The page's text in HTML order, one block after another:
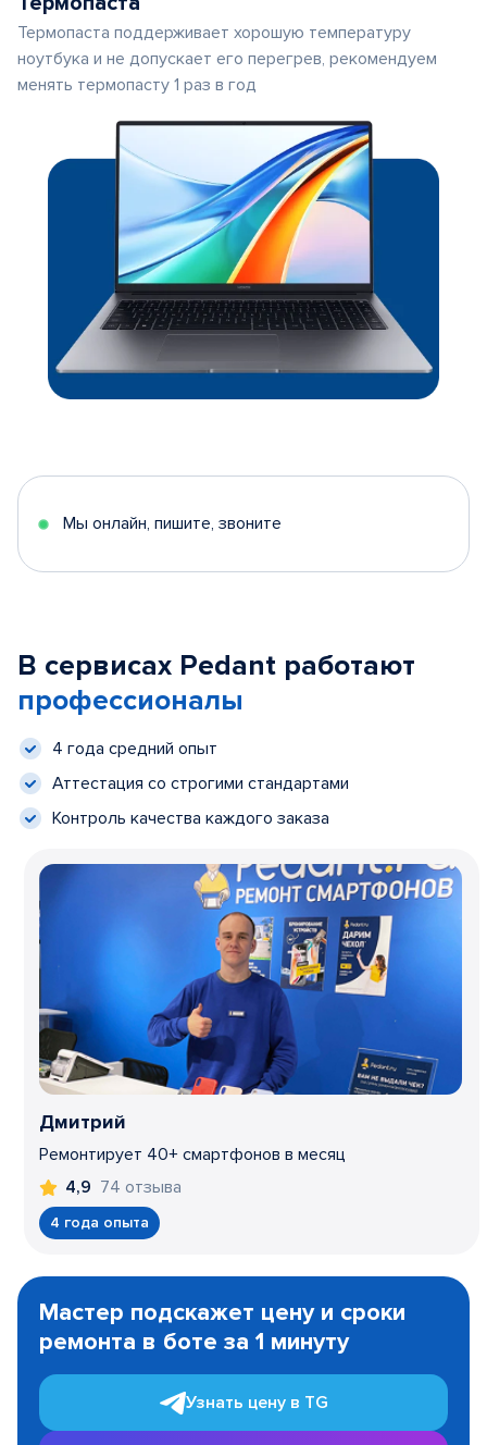
Термопаста поддерживает хорошую температуру
ноутбука и не допускает его перегрев, рекомендуем
менять термопасту 1 раз в год
Мы онлайн, пишите, звоните
В сервисах Pedant работают
профессионалы
4 года средний опыт
Аттестация со строгими стандартами
Контроль качества каждого заказа
Дмитрий
Ремонтирует 40+ смартфонов в месяц
4,9 74 отзыва
4 года опыта
1
Мастер подскажет цену и сроки
ремонта в боте за 1 минуту
Узнать цену в TG